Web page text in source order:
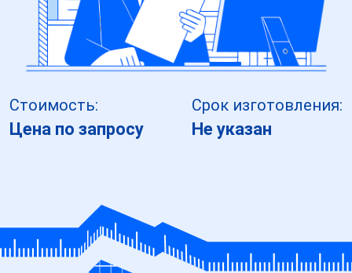
Стоимость:
Цена по запросу
Срок изготовления:
Не указан